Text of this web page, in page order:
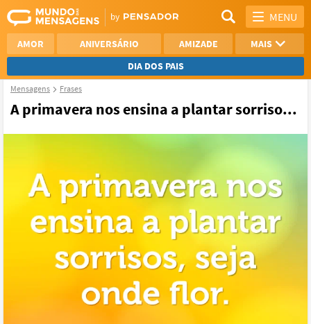
MENU
AMOR ANIVERSÁRIO AMIZADE
MAIS
DIA DOS PAIS
AGRADECIMENTO
Mensagens Frases
A primavera nos ensina a plantar sorriso...